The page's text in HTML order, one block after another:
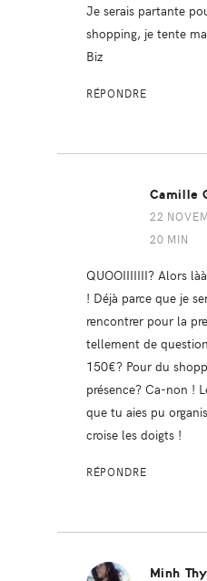
Je serais partante
shopping, je tente
Biz
RÉPONDRE
Camille
22
20 MIN
QUOOIIIIIII? Alors
! Déjà parce que je
rencontrer pour la
tellement de
150€? Pour du
présence? Ca-non !
que tu aies pu
croise les doigts !
RÉPONDRE
Minh Thy